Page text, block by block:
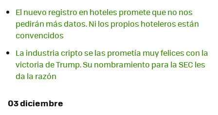
El nuevo registro en hoteles promete que no nos
pedirán más datos. Ni los propios hoteleros están
convencidos
La industria cripto se las prometía muy felices con la
victoria de Trump. Su nombramiento para la SEC les
da la razón
03 diciembre